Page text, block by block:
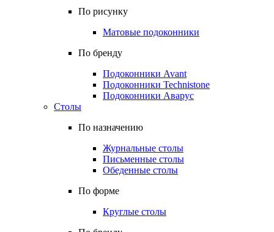
По рисунку
Матовые подоконники
По бренду
Подоконники Avant
Подоконники Technistone
Подоконники Аварус
Столы
По назначению
Журнальные столы
Письменные столы
Обеденные столы
По форме
Круглые столы